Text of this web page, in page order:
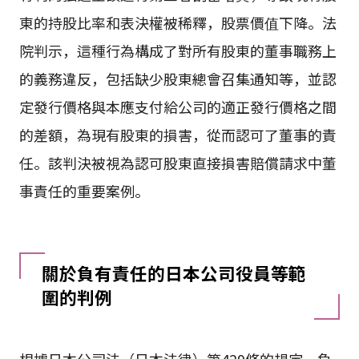
東的持股比率和表決權被稀釋，股票價值下降。法
院判示，這種行為構成了對所有股東的董事職務上
的義務違反，包括缺少股東總會召集通知等，並認
定發行價格與本應支付給公司的適正發行價格之間
的差額，為現有股東的損害，從而認可了董事的責
任。該判決被視為認可股東直接損害賠償請求中董
事責任的重要案例。
關於負有責任的日本公司役員等範
圍的判例